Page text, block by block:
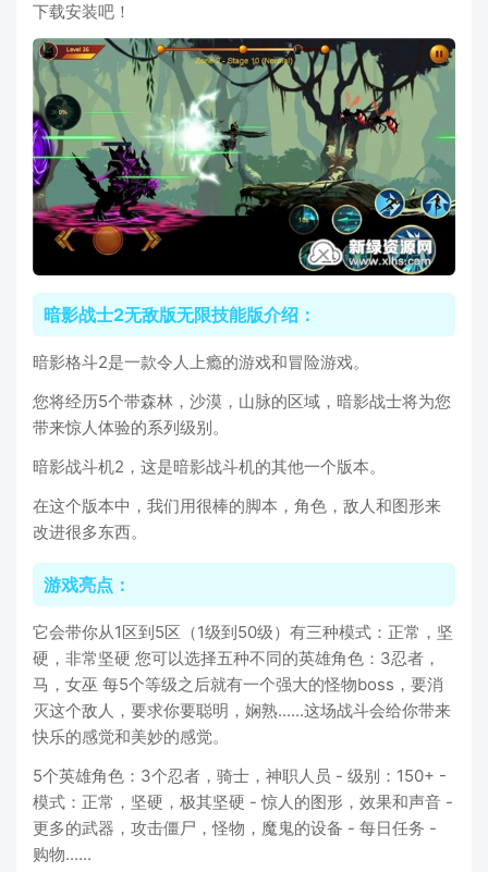
下载安装吧！
暗影战士2无敌版无限技能版介绍：
暗影格斗2是一款令人上瘾的游戏和冒险游戏。
您将经历5个带森林，沙漠，山脉的区域，暗影战士将为您
带来惊人体验的系列级别。
暗影战斗机2，这是暗影战斗机的其他一个版本。
在这个版本中，我们用很棒的脚本，角色，敌人和图形来
改进很多东西。
游戏亮点：
它会带你从1区到5区（1级到50级）有三种模式：正常，坚
硬，非常坚硬 您可以选择五种不同的英雄角色：3忍者，
马，女巫 每5个等级之后就有一个强大的怪物boss，要消
灭这个敌人，要求你要聪明，娴熟......这场战斗会给你带来
快乐的感觉和美妙的感觉。
5个英雄角色：3个忍者，骑士，神职人员 - 级别：150+ -
模式：正常，坚硬，极其坚硬 - 惊人的图形，效果和声音 -
更多的武器，攻击僵尸，怪物，魔鬼的设备 - 每日任务 -
购物......